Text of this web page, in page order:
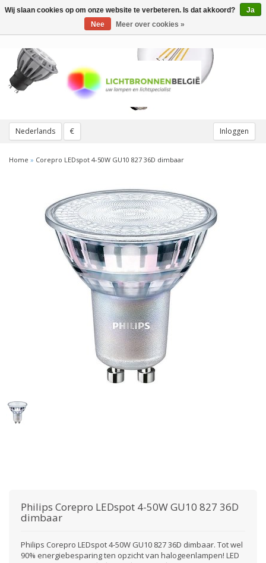
Nederlands € Inloggen
Toggle
Home » Corepro LEDspot 4-50W GU10 827 36D dimbaar
Philips Corepro LEDspot 4-50W GU10 827 36D
dimbaar
Philips Corepro LEDspot 4-50W GU10 827 36D dimbaar. Tot wel
90% energiebesparing ten opzicht van halogeenlampen! LED
Wij slaan cookies op om onze website te verbeteren. Is dat akkoord?
Ja
Nee
Meer over cookies »